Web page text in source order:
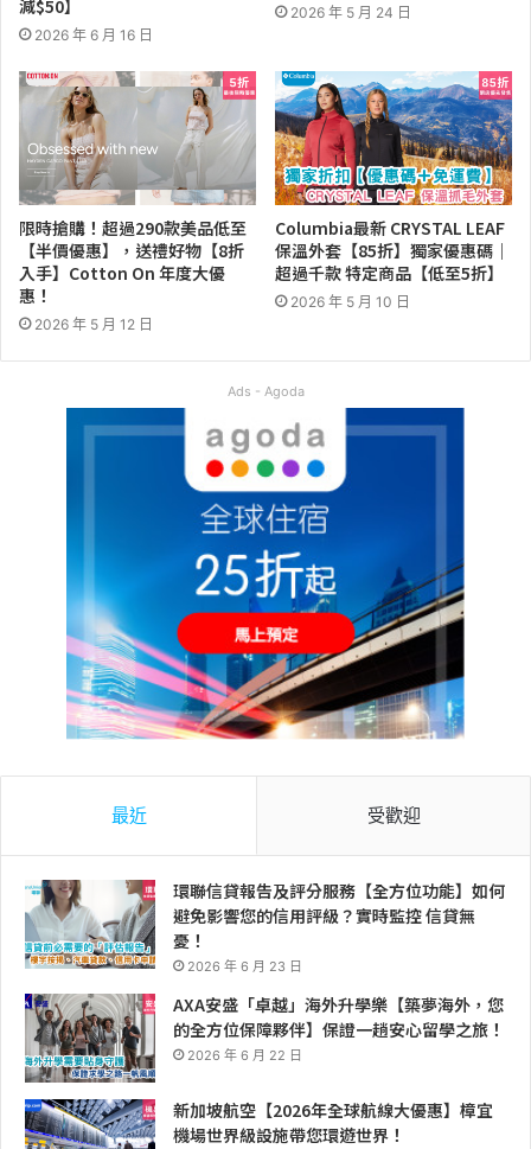
減$50】
2026 年 6 月 16 日
2026 年 5 月 24 日
限時搶購！超過290款美品低至
【半價優惠】，送禮好物【8折
入手】Cotton On 年度大優
惠！
2026 年 5 月 12 日
Columbia最新 CRYSTAL LEAF
保溫外套【85折】獨家優惠碼｜
超過千款 特定商品【低至5折】
2026 年 5 月 10 日
Ads - Agoda
最近 受歡迎
環聯信貸報告及評分服務【全方位功能】如何
避免影響您的信用評級？實時監控 信貸無
憂！
2026 年 6 月 23 日
AXA安盛「卓越」海外升學樂【築夢海外，您
的全方位保障夥伴】保證一趟安心留學之旅！
2026 年 6 月 22 日
新加坡航空【2026年全球航線大優惠】樟宜
機場世界級設施帶您環遊世界！